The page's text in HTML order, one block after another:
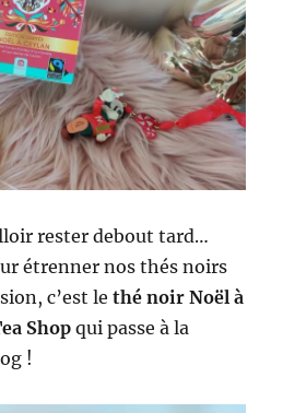
rester debout tard…
étrenner nos thés noirs
c’est lethé noir Noël à
Shop qui passe à la
!